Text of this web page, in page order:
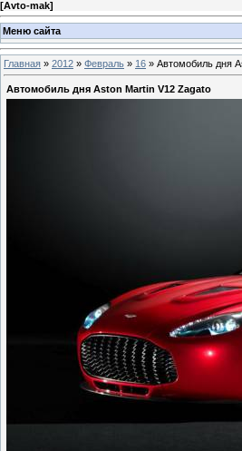
[Avto-mak]
Меню сайта
Главная » 2012 » Февраль » 16 » Автомобиль дня
Автомобиль дня Aston Martin V12 Zagato